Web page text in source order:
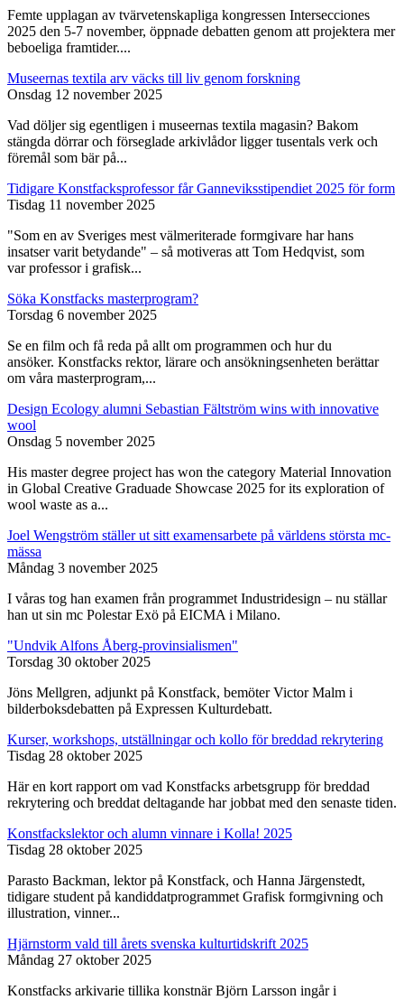
Femte upplagan av tvärvetenskapliga kongressen Intersecciones
2025 den 5-7 november, öppnade debatten genom att projektera mer
beboeliga framtider....
Museernas textila arv väcks till liv genom forskning
Onsdag 12 november 2025
Vad döljer sig egentligen i museernas textila magasin? Bakom
stängda dörrar och förseglade arkivlådor ligger tusentals verk och
föremål som bär på...
Tidigare Konstfacksprofessor får Ganneviksstipendiet 2025 för form
Tisdag 11 november 2025
"Som en av Sveriges mest välmeriterade formgivare har hans
insatser varit betydande" – så motiveras att Tom Hedqvist, som
var professor i grafisk...
Söka Konstfacks masterprogram?
Torsdag 6 november 2025
Se en film och få reda på allt om programmen och hur du
ansöker. Konstfacks rektor, lärare och ansökningsenheten berättar
om våra masterprogram,...
Design Ecology alumni Sebastian Fältström wins with innovative
wool
Onsdag 5 november 2025
His master degree project has won the category Material Innovation
in Global Creative Graduade Showcase 2025 for its exploration of
wool waste as a...
Joel Wengström ställer ut sitt examensarbete på världens största mc-
mässa
Måndag 3 november 2025
I våras tog han examen från programmet Industridesign – nu ställar
han ut sin mc Polestar Exö på EICMA i Milano.
"Undvik Alfons Åberg-provinsialismen"
Torsdag 30 oktober 2025
Jöns Mellgren, adjunkt på Konstfack, bemöter Victor Malm i
bilderboksdebatten på Expressen Kulturdebatt.
Kurser, workshops, utställningar och kollo för breddad rekrytering
Tisdag 28 oktober 2025
Här en kort rapport om vad Konstfacks arbetsgrupp för breddad
rekrytering och breddat deltagande har jobbat med den senaste tiden.
Konstfackslektor och alumn vinnare i Kolla! 2025
Tisdag 28 oktober 2025
Parasto Backman, lektor på Konstfack, och Hanna Järgenstedt,
tidigare student på kandiddatprogrammet Grafisk formgivning och
illustration, vinner...
Hjärnstorm vald till årets svenska kulturtidskrift 2025
Måndag 27 oktober 2025
Konstfacks arkivarie tillika konstnär Björn Larsson ingår i